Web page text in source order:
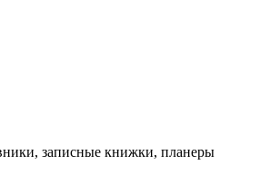
записные книжки, планеры